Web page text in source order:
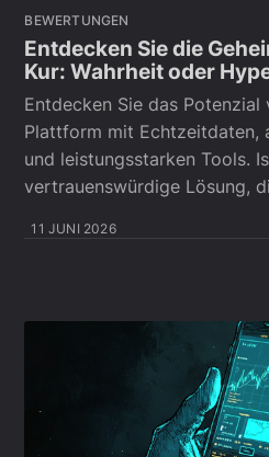
BEWERTUNGEN
Entdecken Sie die
Kur: Wahrheit oder
Entdecken Sie das
Plattform mit Echtzeitdaten,
und leistungsstarken Tools.
vertrauenswürdige Lösung,
11 JUNI 2026